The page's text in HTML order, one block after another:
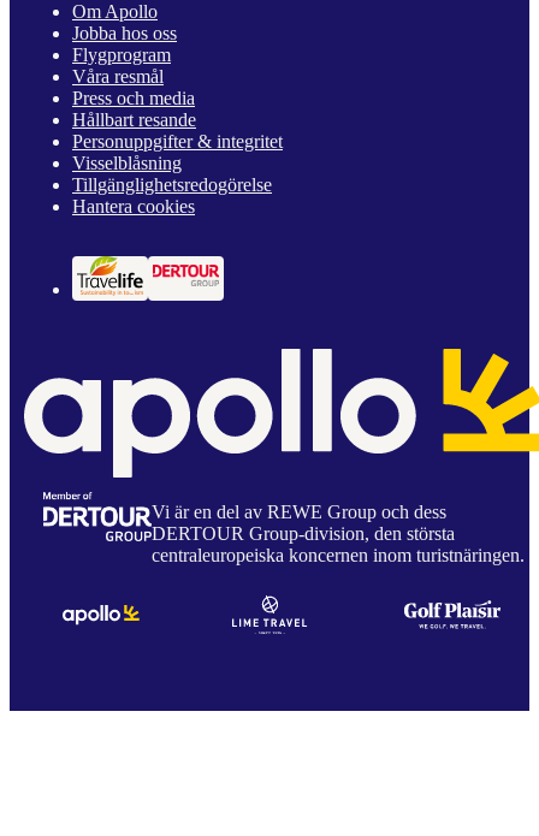
Om Apollo
Jobba hos oss
Flygprogram
Våra resmål
Press och media
Hållbart resande
Personuppgifter & integritet
Visselblåsning
Tillgänglighetsredogörelse
Hantera cookies
Vi är en del av REWE Group och dess
DERTOUR Group-division, den största
centraleuropeiska koncernen inom turistnäringen.